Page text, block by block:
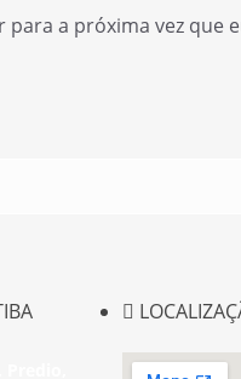
para a próxima vez que